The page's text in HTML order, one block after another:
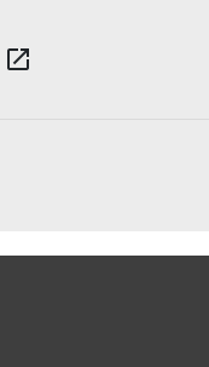
open_in_new